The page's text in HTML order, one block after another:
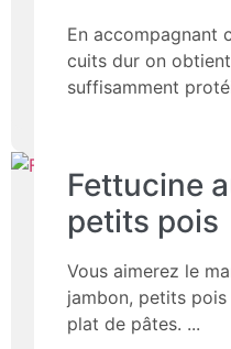
En accompagnant
cuits dur on
suffisamment
Fettucine
petits pois
Vous aimerez le
jambon, petits
plat de pâtes.